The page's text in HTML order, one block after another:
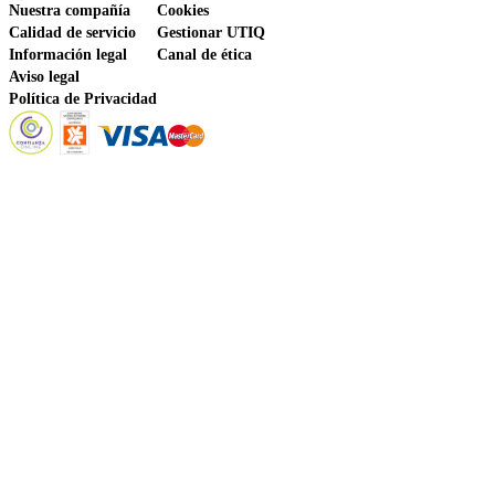
Nuestra compañía
Calidad de servicio
Información legal
Aviso legal
Política de Privacidad
Cookies
Gestionar UTIQ
Canal de ética